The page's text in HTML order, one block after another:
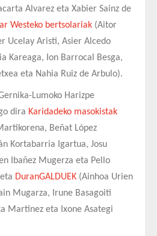
Alvarez eta Xabier Sainz de
ar Westeko bertsolariak (Aitor
Ucelay Aristi, Asier Alcedo
Kareaga, Ion Barrocal Besga,
eta Nahia Ruiz de Arbulo).
Lumoko Harizpe
dira Karidadeko masokistak
Beñat López
Kortabarria Igartua, Josu
Ibañez Mugerza eta Pello
DuranGALDUEK (Ainhoa Urien
Mugarza, Irune Basagoiti
Martinez eta Ixone Asategi